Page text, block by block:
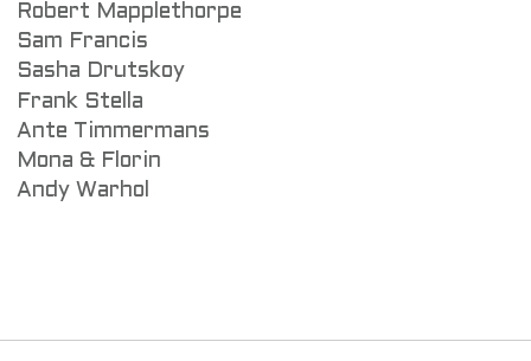
Robert Mapplethorpe
Sam Francis
Sasha Drutskoy
Frank Stella
Ante Timmermans
Mona & Florin
Andy Warhol